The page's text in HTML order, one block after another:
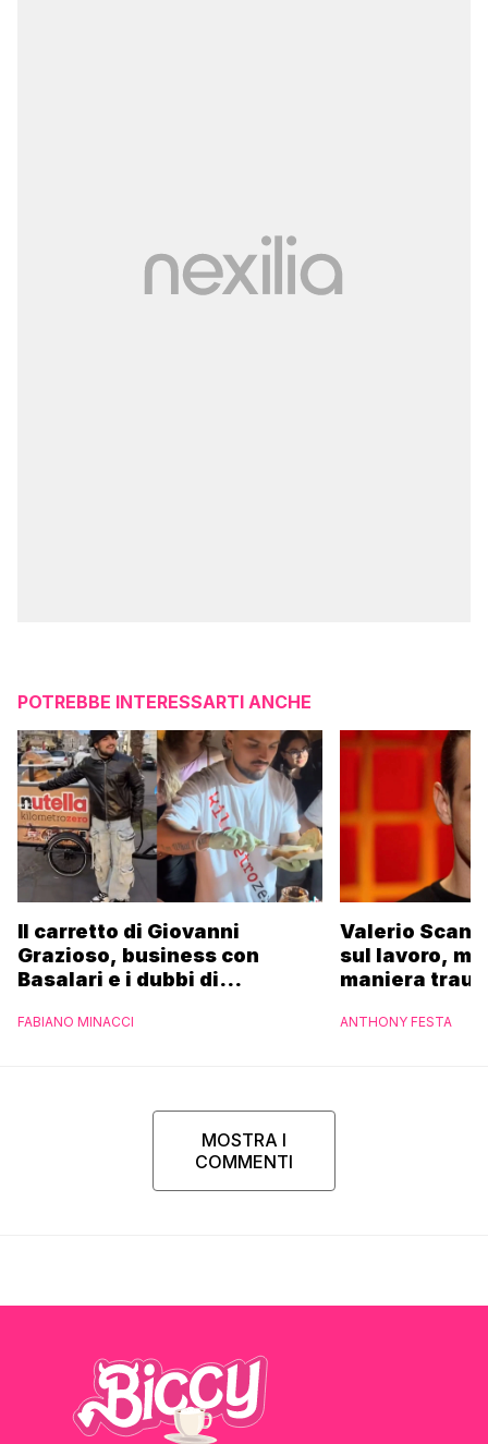
POTREBBE INTERESSARTI ANCHE
Il carretto di Giovanni
Grazioso, business con
Basalari e i dubbi di
Ferrero”
FABIANO MINACCI
Valerio
sul lavoro,
maniera
ANTHONY FESTA
MOSTRA I
COMMENTI